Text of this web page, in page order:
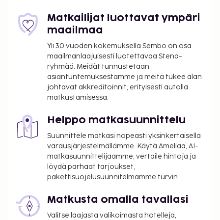
erikoisuuksiin kuuluu kansainvälinen keittiö.
Palveluihin kuuluu myös ympärivuorokautinen
huonepalvelu. Käytössäsi on rantabaari ja allasbaari.
Jos mielesi tekee raikasta juotavaa, kokeile myös
palveluihin kuuvaa 4 baaria. Ilmainen
buffetaamiainen tarjoillaan päivittäin klo 7.00–11.00.
Majoituspaikka on suljettu 1. 11ta – 19. 4ta.
Hierontapalvelut ja kylpylähoidot tulee varata
majoituspaikkaan yhteyttä ennen saapumista
soittamalla varausvahvistuksessa olevaan
numeroon.
Vain sisäänkirjautuneet asiakkaat saavat
oleskella huoneissa.
Tämä majoituspaikka ei salli lemmikkejä ja
Matkailijat luottavat ympäri
maailmaa
Yli 30 vuoden kokemuksella Sembo on osa
maailmanlaajuisesti luotettavaa Stena-
ryhmää. Meidät tunnustetaan
asiantuntemuksestamme ja meitä tukee alan
johtavat akkreditoinnit, erityisesti autolla
matkustamisessa.
Helppo matkasuunnittelu
Suunnittele matkasi nopeasti yksinkertaisella
varausjärjestelmällämme. Käytä Ameliaa, AI-
matkasuunnittelijaamme, vertaile hintoja ja
löydä parhaat tarjoukset,
pakettisuojelusuunnitelmamme turvin.
Matkusta omalla tavallasi
Valitse laajasta valikoimasta hotelleja,